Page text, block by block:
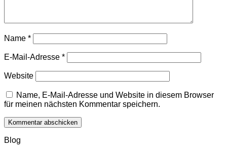
Name *
E-Mail-Adresse *
Website
Name, E-Mail-Adresse und Website in diesem Browser
für meinen nächsten Kommentar speichern.
Blog